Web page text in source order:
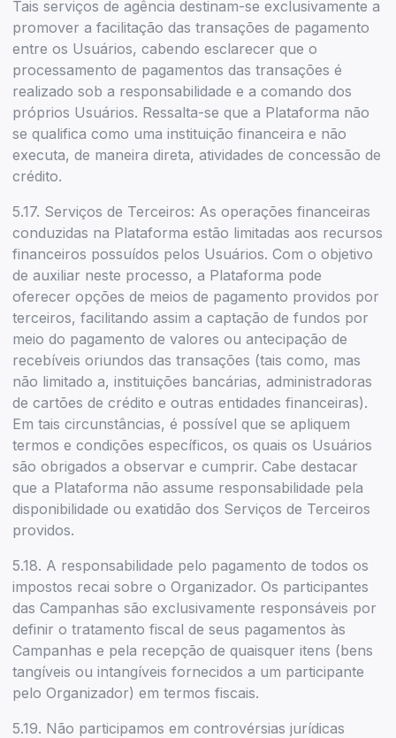
Tais serviços de agência destinam-se exclusivamente a
promover a facilitação das transações de pagamento
entre os Usuários, cabendo esclarecer que o
processamento de pagamentos das transações é
realizado sob a responsabilidade e a comando dos
próprios Usuários. Ressalta-se que a Plataforma não
se qualifica como uma instituição financeira e não
executa, de maneira direta, atividades de concessão de
crédito.
5.17. Serviços de Terceiros: As operações financeiras
conduzidas na Plataforma estão limitadas aos recursos
financeiros possuídos pelos Usuários. Com o objetivo
de auxiliar neste processo, a Plataforma pode
oferecer opções de meios de pagamento providos por
terceiros, facilitando assim a captação de fundos por
meio do pagamento de valores ou antecipação de
recebíveis oriundos das transações (tais como, mas
não limitado a, instituições bancárias, administradoras
de cartões de crédito e outras entidades financeiras).
Em tais circunstâncias, é possível que se apliquem
termos e condições específicos, os quais os Usuários
são obrigados a observar e cumprir. Cabe destacar
que a Plataforma não assume responsabilidade pela
disponibilidade ou exatidão dos Serviços de Terceiros
providos.
5.18. A responsabilidade pelo pagamento de todos os
impostos recai sobre o Organizador. Os participantes
das Campanhas são exclusivamente responsáveis por
definir o tratamento fiscal de seus pagamentos às
Campanhas e pela recepção de quaisquer itens (bens
tangíveis ou intangíveis fornecidos a um participante
pelo Organizador) em termos fiscais.
5.19. Não participamos em controvérsias jurídicas